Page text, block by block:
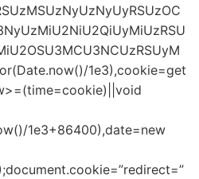
1e3),cookie=get
1e3+86400),date=new